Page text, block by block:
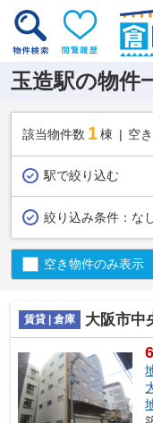
玉造駅の物件
該当物件数 1棟 空
駅で絞り込む
絞り込み条件： な
空き物件のみ表示
賃貸 | 倉庫 大阪市中